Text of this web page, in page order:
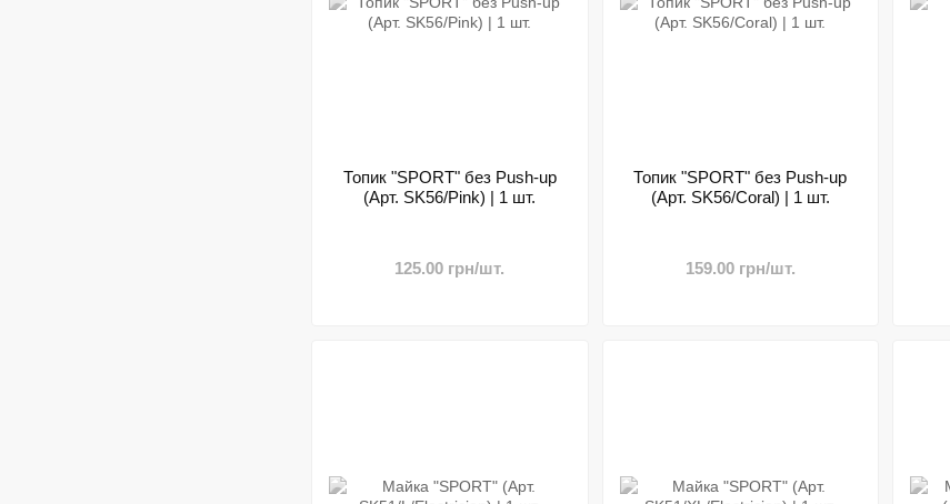
Топик "SPORT" без Push-up
(Арт. SK56/Pink) | 1 шт.
125.00 грн/шт.
Топик "SPORT" без Push-up
(Арт. SK56/Coral) | 1 шт.
159.00 грн/шт.